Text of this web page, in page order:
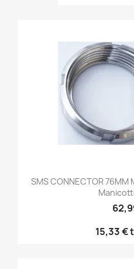
SMS CONNECTOR
15,33 €